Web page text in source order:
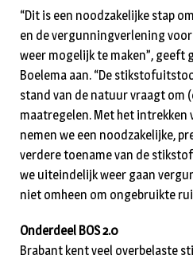
“Dit is een noodzakelijke stap
en de vergunningverlening
weer mogelijk te maken”, geeft
Boelema aan. “De
stand van de natuur vraagt om
maatregelen. Met het
nemen we een noodzakelijke,
verdere toename van de
we uiteindelijk weer gaan
niet omheen om ongebruikte
Onderdeel BOS 2.0
Brabant kent veel overbelaste